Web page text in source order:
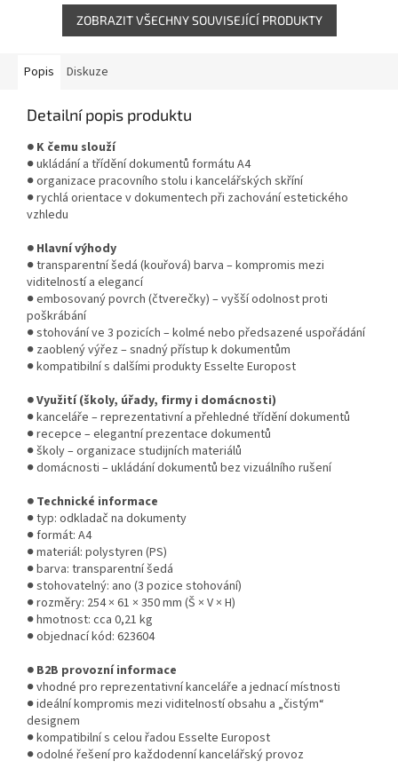
ZOBRAZIT VŠECHNY SOUVISEJÍCÍ PRODUKTY
Popis Diskuze
Detailní popis produktu
● K čemu slouží
● ukládání a třídění dokumentů formátu A4
● organizace pracovního stolu i kancelářských skříní
● rychlá orientace v dokumentech při zachování estetického
vzhledu
● Hlavní výhody
● transparentní šedá (kouřová) barva – kompromis mezi
viditelností a elegancí
● embosovaný povrch (čtverečky) – vyšší odolnost proti
poškrábání
● stohování ve 3 pozicích – kolmé nebo předsazené uspořádání
● zaoblený výřez – snadný přístup k dokumentům
● kompatibilní s dalšími produkty Esselte Europost
● Využití (školy, úřady, firmy i domácnosti)
● kanceláře – reprezentativní a přehledné třídění dokumentů
● recepce – elegantní prezentace dokumentů
● školy – organizace studijních materiálů
● domácnosti – ukládání dokumentů bez vizuálního rušení
● Technické informace
● typ: odkladač na dokumenty
● formát: A4
● materiál: polystyren (PS)
● barva: transparentní šedá
● stohovatelný: ano (3 pozice stohování)
● rozměry: 254 × 61 × 350 mm (Š × V × H)
● hmotnost: cca 0,21 kg
● objednací kód: 623604
● B2B provozní informace
● vhodné pro reprezentativní kanceláře a jednací místnosti
● ideální kompromis mezi viditelností obsahu a „čistým“
designem
● kompatibilní s celou řadou Esselte Europost
● odolné řešení pro každodenní kancelářský provoz